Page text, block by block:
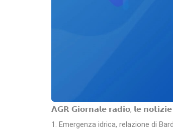
𝗔𝗚𝗥 𝗚𝗶𝗼𝗿𝗻𝗮𝗹𝗲 𝗿𝗮𝗱𝗶𝗼, 𝗹𝗲
1. Emergenza idrica, relazione di